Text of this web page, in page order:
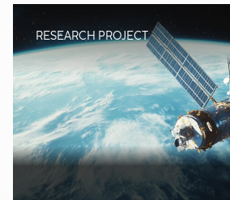
RESEARCH PROJECT